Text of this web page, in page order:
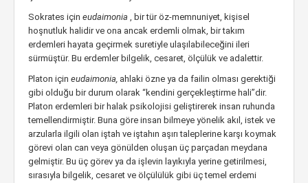
Sokrates için eudaimonia , bir tür öz-memnuniyet, kişisel
hoşnutluk halidir ve ona ancak erdemli olmak, bir takım
erdemleri hayata geçirmek suretiyle ulaşılabileceğini ileri
sürmüştür. Bu erdemler bilgelik, cesaret, ölçülük ve adalettir.
Platon için eudaimonia, ahlaki özne ya da failin olması gerektiği
gibi olduğu bir durum olarak “kendini gerçekleştirme hali”dir.
Platon erdemleri bir halak psikolojisi geliştirerek insan ruhunda
temellendirmiştir. Buna göre insan bilmeye yönelik akıl, istek ve
arzularla ilgili olan iştah ve iştahın aşırı taleplerine karşı koymak
görevi olan can veya gönülden oluşan üç parçadan meydana
gelmiştir. Bu üç görev ya da işlevin layıkıyla yerine getirilmesi,
sırasıyla bilgelik, cesaret ve ölçülülük gibi üç temel erdemi